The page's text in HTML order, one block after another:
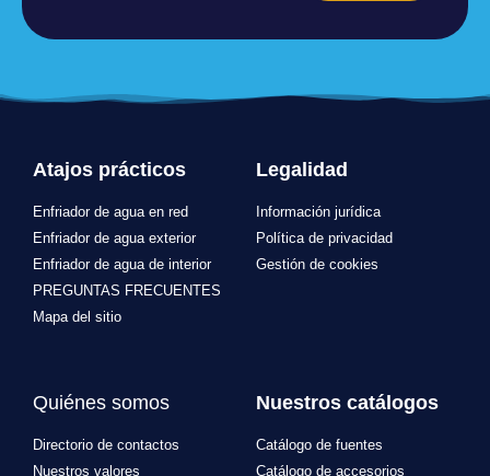
Atajos prácticos
Enfriador de agua en red
Enfriador de agua exterior
Enfriador de agua de interior
PREGUNTAS FRECUENTES
Mapa del sitio
Legalidad
Información jurídica
Política de privacidad
Gestión de cookies
Quiénes somos
Directorio de contactos
Nuestros valores
Nuestros catálogos
Catálogo de fuentes
Catálogo de accesorios